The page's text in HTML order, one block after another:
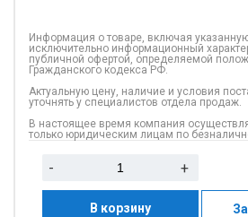
Информация о товаре, включая
исключительно информационный
публичной офертой, определяемой
Гражданского кодекса РФ.
Актуальную цену, наличие и условия
уточнять у специалистов отдела продаж.
В настоящее время компания
только юридическим лицам по
- +
В корзину